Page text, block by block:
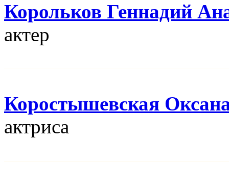
Корольков Геннадий
актер
Коростышевская
актриса